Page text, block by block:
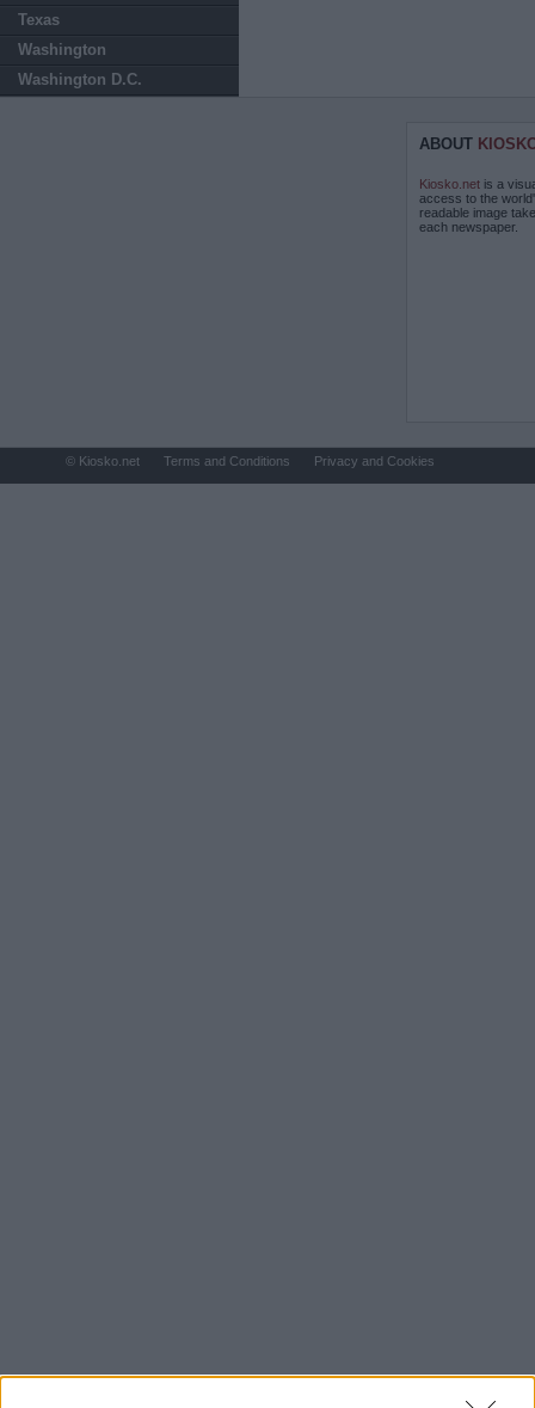
Texas
Washington
Washington D.C.
ABOUT
Kiosko.net is a
access to the
readable image
each newspaper.
© Kiosko.net Terms and Conditions Privacy and Cookies